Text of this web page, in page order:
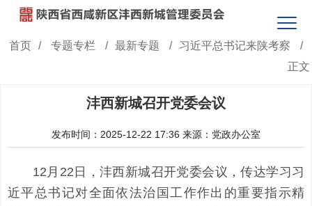
首页 / 专题专栏 / 最新专题 / 习近平总书记来陕考察
/
正文
沣西新城召开党委会议
发布时间：2025-12-22 17:36 来源：党政办公室
12月22日，沣西新城召开党委会议，传达学习习
近平总书记对全面依法治国工作作出的重要指示精